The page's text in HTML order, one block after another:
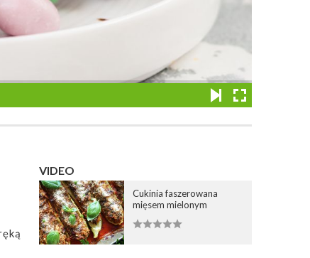
VIDEO
Cukinia faszerowana
mięsem mielonym